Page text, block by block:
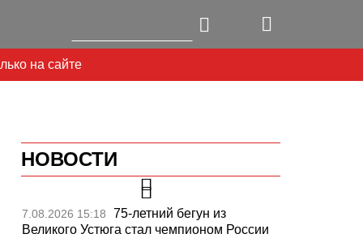
на сайте
НОВОСТИ
7.08.2026 15:18
75-летний бегун из
Великого Устюга стал чемпионом России